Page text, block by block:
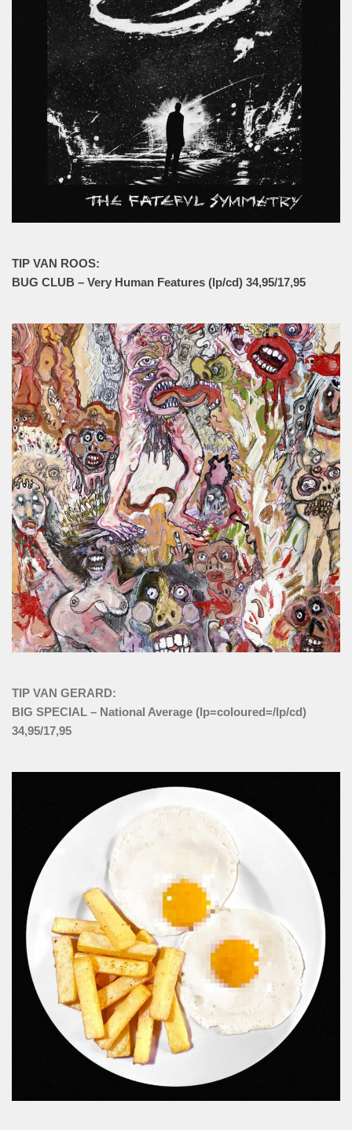
TIP VAN ROOS:
BUG CLUB – Very Human Features (lp/cd) 34,95/17,95
TIP VAN GERARD:
BIG SPECIAL – National Average (lp=coloured=/lp/cd)
34,95/17,95